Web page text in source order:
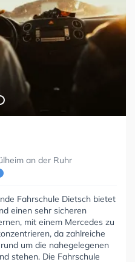
an der Ruhr
Fahrschule Dietsch bietet
einen sehr sicheren
mit einem Mercedes zu
da zahlreiche
um die nahegelegenen
stehen. Die Fahrschule